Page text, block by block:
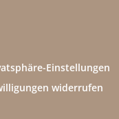
Einstellungen
widerrufen